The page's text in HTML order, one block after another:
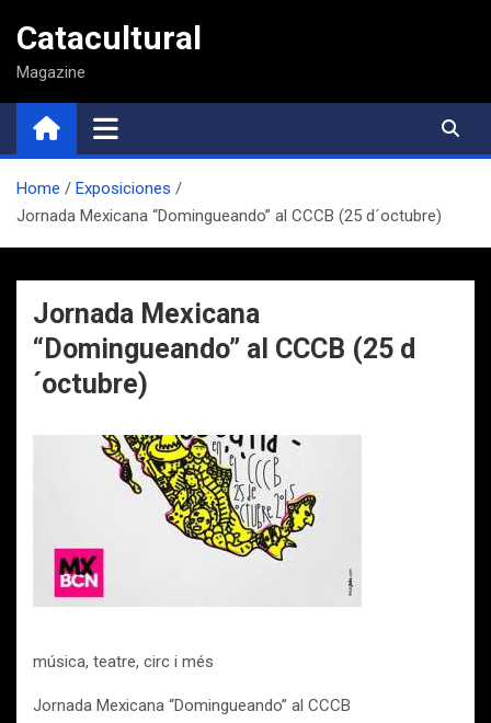
contenido
Catacultural
Magazine
Home
Exposiciones
Jornada Mexicana “Domingueando” al CCCB (25 d´octubre)
Jornada Mexicana
“Domingueando” al CCCB (25 d
´octubre)
música, teatre, circ i més
Jornada Mexicana “Domingueando” al CCCB